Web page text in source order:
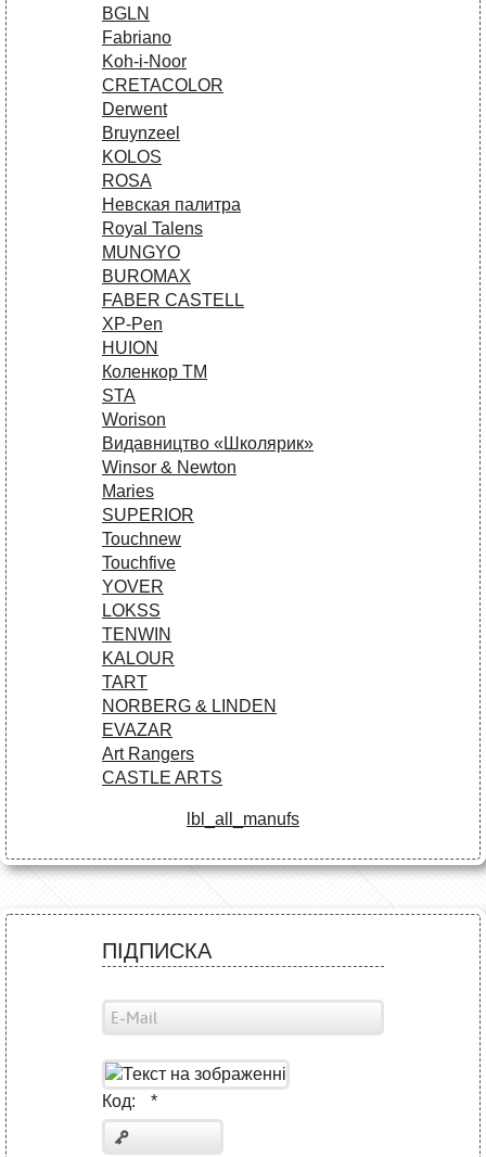
BGLN
Fabriano
Koh-i-Noor
CRETACOLOR
Derwent
Bruynzeel
KOLOS
ROSA
Невская палитра
Royal Talens
MUNGYO
BUROMAX
FABER CASTELL
XP-Pen
HUION
Коленкор ТМ
STA
Worison
Видавництво «Школярик»
Winsor & Newton
Maries
SUPERIOR
Touchnew
Touchfive
YOVER
LOKSS
TENWIN
KALOUR
TART
NORBERG & LINDEN
EVAZAR
Art Rangers
CASTLE ARTS
lbl_all_manufs
ПІДПИСКА
Код: *